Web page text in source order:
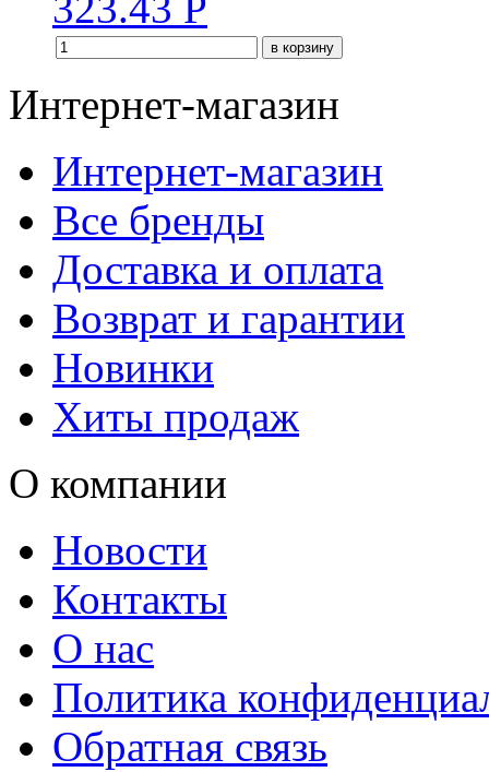
в корзину
Интернет-магазин
Интернет-магазин
Все бренды
Доставка и оплата
Возврат и гарантии
Новинки
Хиты продаж
О компании
Новости
Контакты
О нас
Политика
Обратная связь